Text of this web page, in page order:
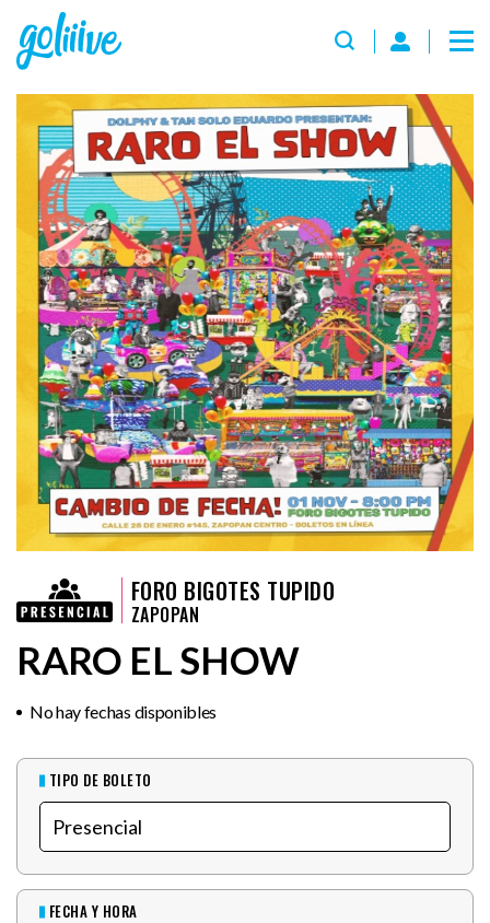
FORO BIGOTES TUPIDO
ZAPOPAN
RARO EL SHOW
No hay fechas disponibles
TIPO DE BOLETO
FECHA Y HORA